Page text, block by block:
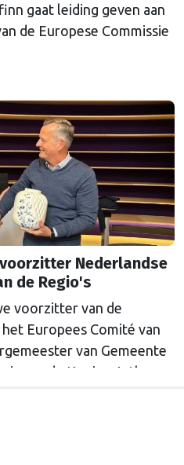
gaat leiding geven aan
de Europese Commissie
Nederlandse
de Regio's
voorzitter van de
Europees Comité van
van Gemeente
van de Koning Arthur
succesvol in hun
vooral omdat …